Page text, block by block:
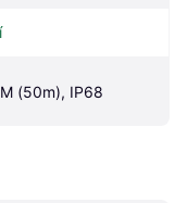
(50m), IP68